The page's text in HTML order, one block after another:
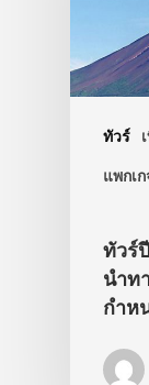
ทัวร์
แพกเ
ทัวร์
นำท
กำห